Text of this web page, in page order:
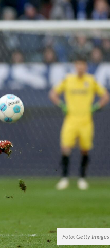
Foto: Getty Images